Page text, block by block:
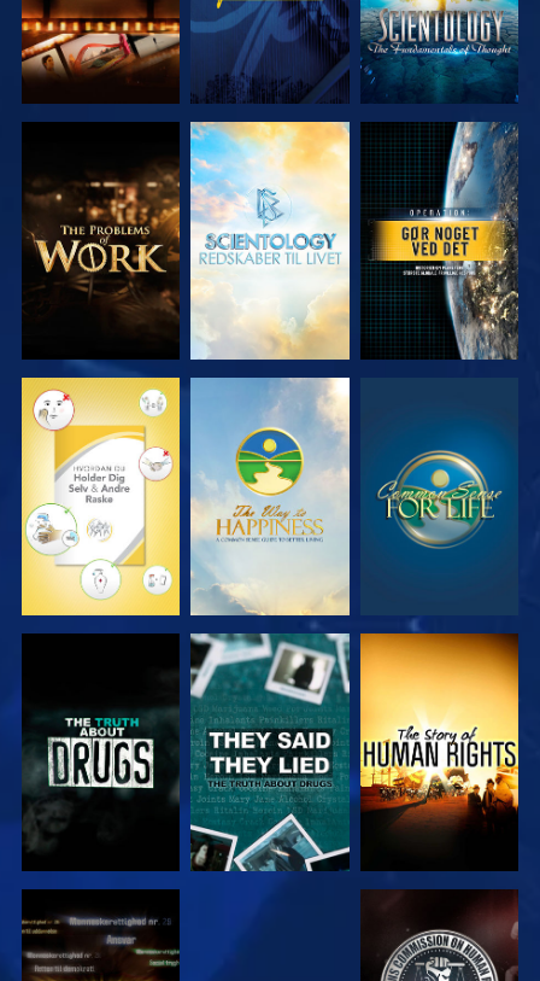
UDFORSK
SERIEN
UDFORSK
SERIEN
SE
SE SE SE
SE SE
SE SE